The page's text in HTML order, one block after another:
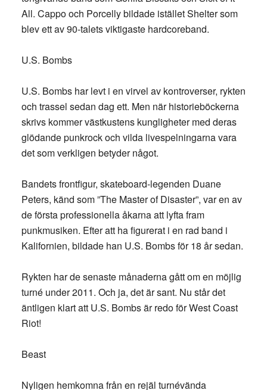
All. Cappo och Porcelly bildade istället Shelter som
blev ett av 90-talets viktigaste hardcoreband.
U.S. Bombs
U.S. Bombs har levt i en virvel av kontroverser, rykten
och trassel sedan dag ett. Men när historieböckerna
skrivs kommer västkustens kungligheter med deras
glödande punkrock och vilda livespelningarna vara
det som verkligen betyder något.
Bandets frontfigur, skateboard-legenden Duane
Peters, känd som ”The Master of Disaster”, var en av
de första professionella åkarna att lyfta fram
punkmusiken. Efter att ha figurerat i en rad band i
Kalifornien, bildade han U.S. Bombs för 18 år sedan.
Rykten har de senaste månaderna gått om en möjlig
turné under 2011. Och ja, det är sant. Nu står det
äntligen klart att U.S. Bombs är redo för West Coast
Riot!
Beast
Nyligen hemkomna från en rejäl turnévända